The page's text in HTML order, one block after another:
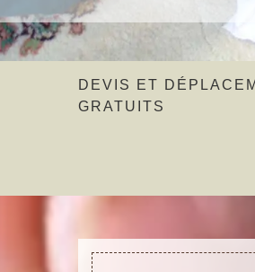
DEVIS ET
GRATUITS